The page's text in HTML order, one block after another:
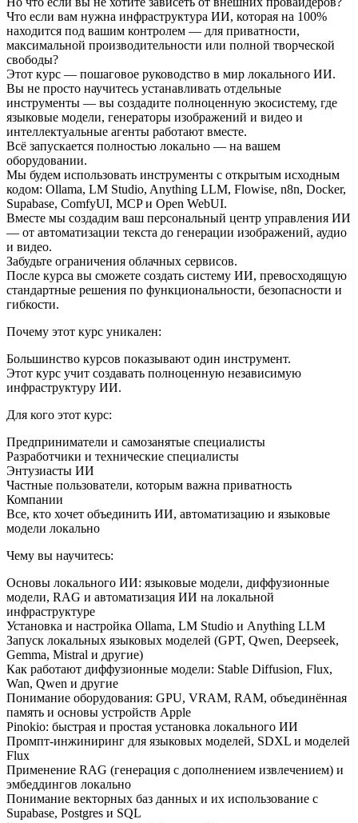
Что если вам нужна инфраструктура ИИ, которая на 100%
находится под вашим контролем — для приватности,
максимальной производительности или полной творческой
свободы?
Этот курс — пошаговое руководство в мир локального ИИ.
Вы не просто научитесь устанавливать отдельные
инструменты — вы создадите полноценную экосистему, где
языковые модели, генераторы изображений и видео и
интеллектуальные агенты работают вместе.
Всё запускается полностью локально — на вашем
оборудовании.
Мы будем использовать инструменты с открытым исходным
кодом: Ollama, LM Studio, Anything LLM, Flowise, n8n, Docker,
Supabase, ComfyUI, MCP и Open WebUI.
Вместе мы создадим ваш персональный центр управления ИИ
— от автоматизации текста до генерации изображений, аудио
и видео.
Забудьте ограничения облачных сервисов.
После курса вы сможете создать систему ИИ, превосходящую
стандартные решения по функциональности, безопасности и
гибкости.
Почему этот курс уникален:
Большинство курсов показывают один инструмент.
Этот курс учит создавать полноценную независимую
инфраструктуру ИИ.
Для кого этот курс:
Предприниматели и самозанятые специалисты
Разработчики и технические специалисты
Энтузиасты ИИ
Частные пользователи, которым важна приватность
Компании
Все, кто хочет объединить ИИ, автоматизацию и языковые
модели локально
Чему вы научитесь:
Основы локального ИИ: языковые модели, диффузионные
модели, RAG и автоматизация ИИ на локальной
инфраструктуре
Установка и настройка Ollama, LM Studio и Anything LLM
Запуск локальных языковых моделей (GPT, Qwen, Deepseek,
Gemma, Mistral и другие)
Как работают диффузионные модели: Stable Diffusion, Flux,
Wan, Qwen и другие
Понимание оборудования: GPU, VRAM, RAM, объединённая
память и основы устройств Apple
Pinokio: быстрая и простая установка локального ИИ
Промпт-инжиниринг для языковых моделей, SDXL и моделей
Flux
Применение RAG (генерация с дополнением извлечением) и
эмбеддингов локально
Понимание векторных баз данных и их использование с
Supabase, Postgres и SQL